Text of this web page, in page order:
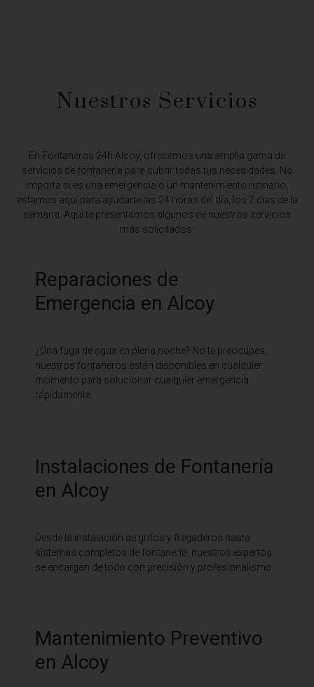
Nuestros Servicios
En Fontaneros 24h Alcoy, ofrecemos una amplia gama de
servicios de fontanería para cubrir todas tus necesidades. No
importa si es una emergencia o un mantenimiento rutinario,
estamos aquí para ayudarte las 24 horas del día, los 7 días de la
semana. Aquí te presentamos algunos de nuestros servicios
más solicitados:
Reparaciones de
Emergencia en Alcoy
¿Una fuga de agua en plena noche? No te preocupes,
nuestros fontaneros están disponibles en cualquier
momento para solucionar cualquier emergencia
rápidamente.
Instalaciones de Fontanería
en Alcoy
Desde la instalación de grifos y fregaderos hasta
sistemas completos de fontanería, nuestros expertos
se encargan de todo con precisión y profesionalismo.
Mantenimiento Preventivo
en Alcoy